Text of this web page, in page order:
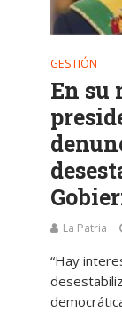
GESTIÓN
En su
La Patria
“Hay